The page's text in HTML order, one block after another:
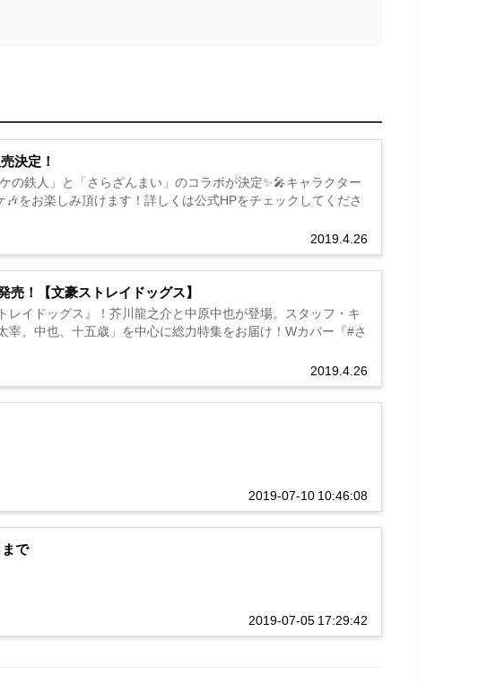
決定！
2019.4.26
の鉄人」と「さらざんまい」のコラボが決定✨🎤キャラクター
をお楽しみ頂けます！詳しくは公式HPをチェックしてくださ
！【文豪ストレイドッグス】
2019.4.26
イドッグス』！芥川龍之介と中原中也が登場。スタッフ・キ
、中也、十五歳」を中心に総力特集をお届け！Wカバー『#さ
2019-07-10 10:46:08
で
2019-07-05 17:29:42